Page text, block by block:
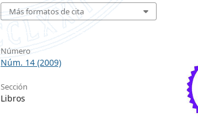
Más formatos de cita
Número
Núm. 14 (2009)
Sección
Libros